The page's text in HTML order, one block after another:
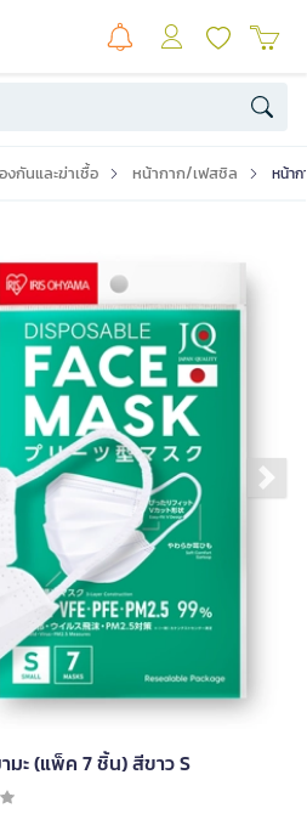
กันและฆ่าเชื้อ หน้ากาก/เฟสชิล หน้าก
มะ (แพ็ค 7 ชิ้น) สีขาว S